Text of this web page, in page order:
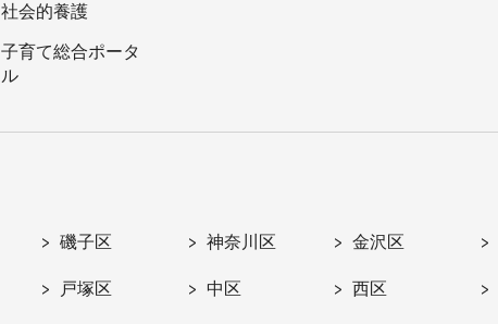
社会的養護
子育て総合ポータ
ル
磯子区 神奈川区 金沢区
戸塚区 中区 西区